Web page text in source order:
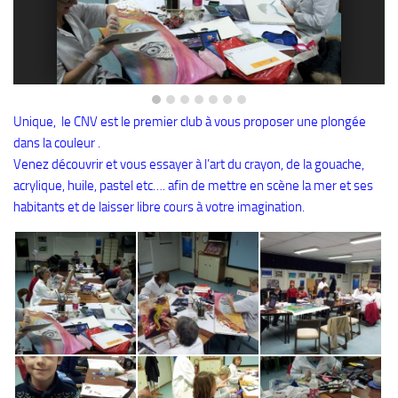
Plouf
ECOLE DE PLONGEE
Formations
Jeune plongeur
Plongeur N1
Plongeur N3
Maintien des acquis
Guide de palanquée N4
Initiateur
Moniteur Fédéral
Organisation
Responsables
Unique, le CNV est le premier club à vous proposer une plongée
dans la couleur .
Venez découvrir et vous essayer à l’art du crayon, de la gouache,
acrylique, huile, pastel etc…. afin de mettre en scène la mer et ses
habitants et de laisser libre cours à votre imagination.